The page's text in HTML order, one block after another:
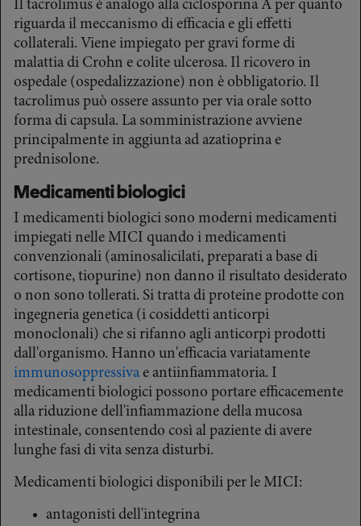
Il tacrolimus è analogo alla ciclosporina A per quanto
riguarda il meccanismo di efficacia e gli effetti
collaterali. Viene impiegato per gravi forme di
malattia di Crohn e colite ulcerosa. Il ricovero in
ospedale (ospedalizzazione) non è obbligatorio. Il
tacrolimus può ossere assunto per via orale sotto
forma di capsula. La somministrazione avviene
principalmente in aggiunta ad azatioprina e
prednisolone.
Medicamenti biologici
I medicamenti biologici sono moderni medicamenti
impiegati nelle MICI quando i medicamenti
convenzionali (aminosalicilati, preparati a base di
cortisone, tiopurine) non danno il risultato desiderato
o non sono tollerati. Si tratta di proteine prodotte con
ingegneria genetica (i cosiddetti anticorpi
monoclonali) che si rifanno agli anticorpi prodotti
dall'organismo. Hanno un'efficacia variatamente
immunosoppressiva e antiinfiammatoria. I
medicamenti biologici possono portare efficacemente
alla riduzione dell'infiammazione della mucosa
intestinale, consentendo così al paziente di avere
lunghe fasi di vita senza disturbi.
Medicamenti biologici disponibili per le MICI:
antagonisti dell'integrina